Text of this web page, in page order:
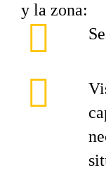
y la zona: